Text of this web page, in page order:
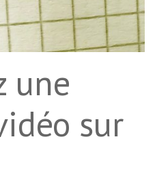
une
sur